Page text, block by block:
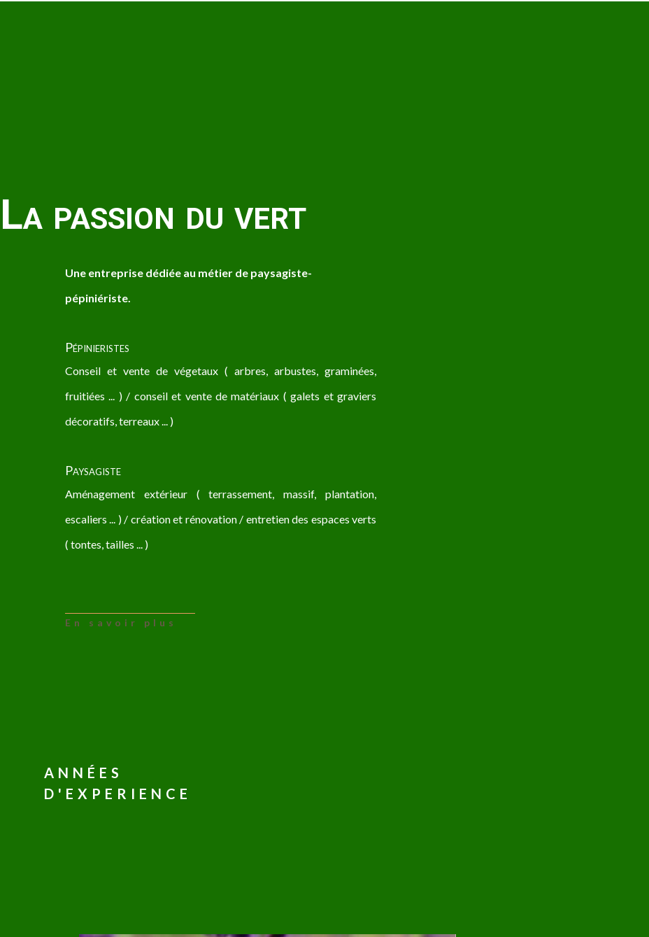
La passion du vert
Une entreprise dédiée au métier de paysagiste-
pépiniériste.
Pépinieristes
Conseil et vente de végetaux ( arbres, arbustes, graminées,
fruitiées ... ) / conseil et vente de matériaux ( galets et graviers
décoratifs, terreaux ... )
Paysagiste
Aménagement extérieur ( terrassement, massif, plantation,
escaliers ... ) / création et rénovation / entretien des espaces verts
( tontes, tailles ... )
En savoir plus
ANNÉES
D'EXPERIENCE